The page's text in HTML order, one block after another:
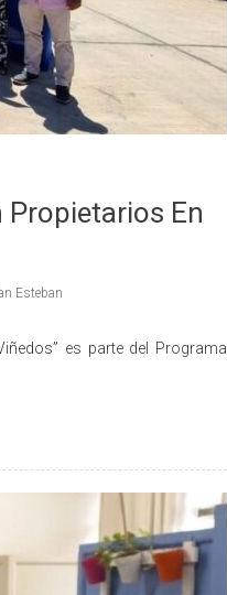
Propietarios En
Esteban
es parte del Programa